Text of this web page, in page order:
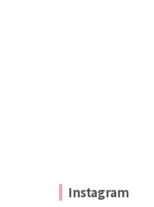
Instagram